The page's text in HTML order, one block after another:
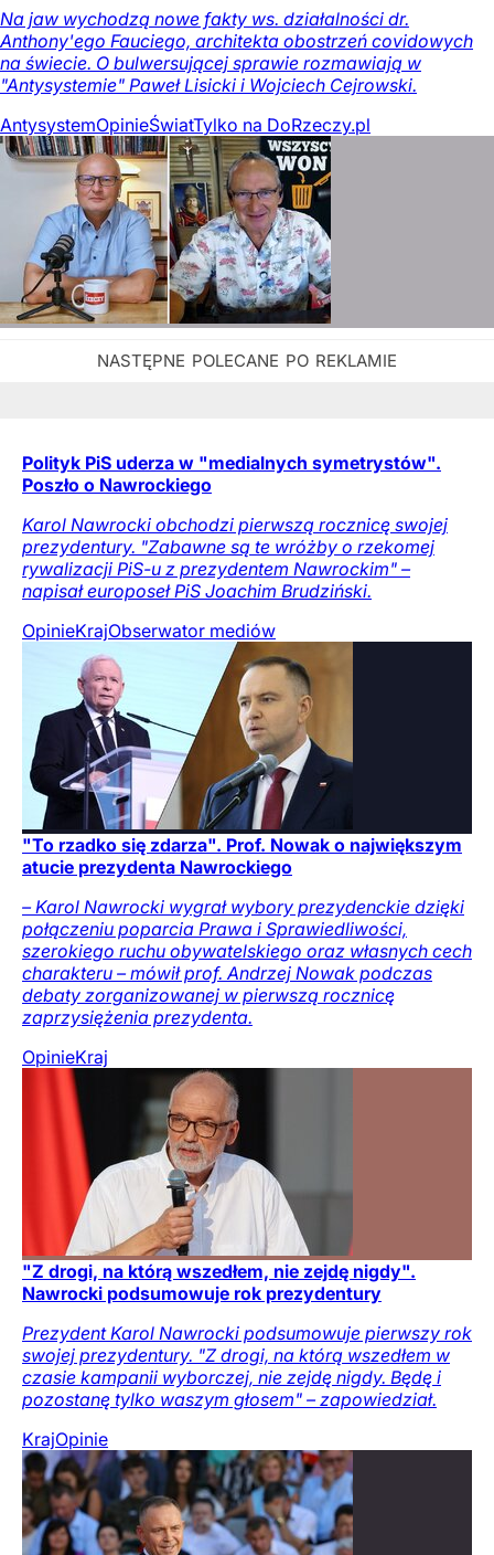
Na jaw wychodzą nowe fakty ws. działalności dr.
Anthony'ego Fauciego, architekta obostrzeń covidowych
na świecie. O bulwersującej sprawie rozmawiają w
"Antysystemie" Paweł Lisicki i Wojciech Cejrowski.
AntysystemOpinieŚwiatTylko na DoRzeczy.pl
Polityk PiS uderza w "medialnych symetrystów".
Poszło o Nawrockiego
Karol Nawrocki obchodzi pierwszą rocznicę swojej
prezydentury. "Zabawne są te wróżby o rzekomej
rywalizacji PiS-u z prezydentem Nawrockim" –
napisał europoseł PiS Joachim Brudziński.
OpinieKrajObserwator mediów
"To rzadko się zdarza". Prof. Nowak o największym
atucie prezydenta Nawrockiego
– Karol Nawrocki wygrał wybory prezydenckie dzięki
połączeniu poparcia Prawa i Sprawiedliwości,
szerokiego ruchu obywatelskiego oraz własnych cech
charakteru – mówił prof. Andrzej Nowak podczas
debaty zorganizowanej w pierwszą rocznicę
zaprzysiężenia prezydenta.
OpinieKraj
"Z drogi, na którą wszedłem, nie zejdę nigdy".
Nawrocki podsumowuje rok prezydentury
Prezydent Karol Nawrocki podsumowuje pierwszy rok
swojej prezydentury. "Z drogi, na którą wszedłem w
czasie kampanii wyborczej, nie zejdę nigdy. Będę i
pozostanę tylko waszym głosem" – zapowiedział.
KrajOpinie